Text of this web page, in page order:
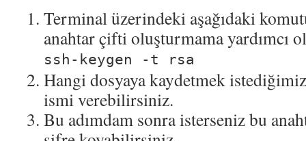
Terminal üzerindeki aşağıdaki
anahtar çifti oluşturmama yardımcı
ssh-keygen -t rsa
Hangi dosyaya kaydetmek
ismi verebilirsiniz.
Bu adımdam sonra isterseniz bu